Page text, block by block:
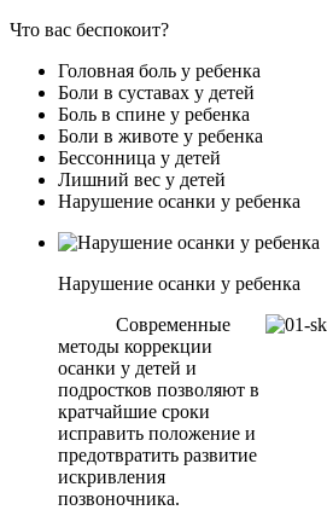
Что вас беспокоит?
Головная боль у ребенка
Боли в суставах у детей
Боль в спине у ребенка
Боли в животе у ребенка
Бессонница у детей
Лишний вес у детей
Нарушение осанки у ребенка
Нарушение осанки у ребенка
Современные
методы коррекции
осанки у детей и
подростков позволяют в
кратчайшие сроки
исправить положение и
предотвратить развитие
искривления
позвоночника.